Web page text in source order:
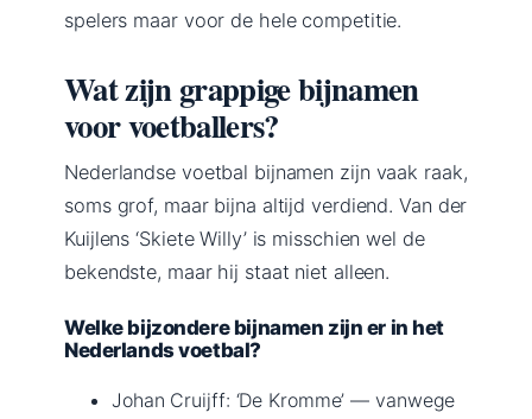
spelers maar voor de hele competitie.
Wat zijn grappige bijnamen
voor voetballers?
Nederlandse voetbal bijnamen zijn vaak raak,
soms grof, maar bijna altijd verdiend. Van der
Kuijlens ‘Skiete Willy’ is misschien wel de
bekendste, maar hij staat niet alleen.
Welke bijzondere bijnamen zijn er in het
Nederlands voetbal?
Johan Cruijff: ‘De Kromme’ — vanwege